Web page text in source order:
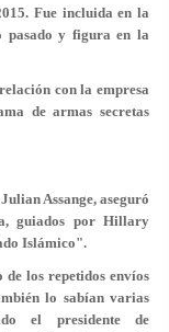
Fue incluida en la
pasado y figura en la
con la empresa
de armas secretas
Assange, aseguró
guiados por Hillary
Islámico".
de los repetidos envíos
lo sabían varias
el presidente de